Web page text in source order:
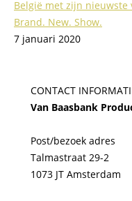
België met zijn nieuwste
Brand. New. Show.
7 januari 2020
CONTACT
Van Baasbank
Post/bezoek adres
Talmastraat 29-2
1073 JT Amsterdam